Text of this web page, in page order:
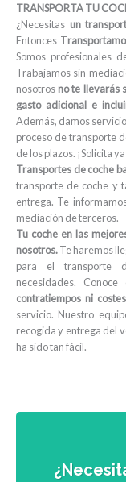
TRANSPORTA TU
¿Necesitas un
Entonces T
Somos profesionales
Trabajamos sin
nosotrosno te llevarás
gasto adicional e
Además, damos
proceso de transporte
de los plazos. ¡Solicita
Transportes de coche
transporte de coche y
entrega. Te
mediación de terceros.
Tu coche en las
nosotros.Te haremos
para el transporte
necesidades. Conoce
contratiempos ni
servicio. Nuestro
recogida y entrega del
ha sido tan fácil.